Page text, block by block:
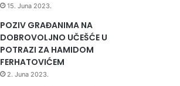
15. Juna 2023.
POZIV GRAĐANIMA NA
DOBROVOLJNO UČEŠĆE U
POTRAZI ZA HAMIDOM
FERHATOVIĆEM
2. Juna 2023.